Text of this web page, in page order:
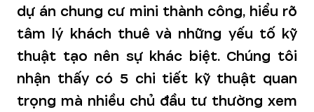
dự án chung cư mini thành công, hiểu rõ
tâm lý khách thuê và những yếu tố kỹ
thuật tạo nên sự khác biệt. Chúng tôi
nhận thấy có 5 chi tiết kỹ thuật quan
trọng mà nhiều chủ đầu tư thường xem